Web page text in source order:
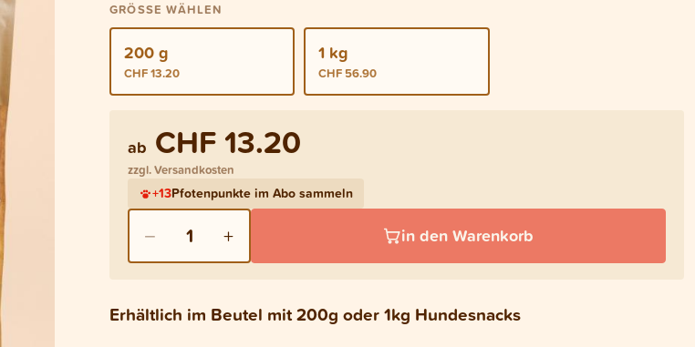
GRÖSSE WÄHLEN
200 g
CHF 13.20
1 kg
CHF 56.90
ab CHF 13.20
zzgl. Versandkosten
+13Pfotenpunkte im Abo sammeln
− 1 + in den Warenkorb
Erhältlich im Beutel mit 200g oder 1kg Hundesnacks